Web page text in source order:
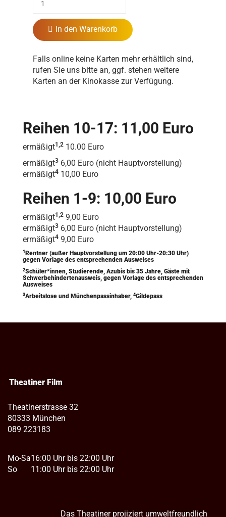
In den Warenkorb
Falls online keine Karten mehr erhältlich sind,
rufen Sie uns bitte an, ggf. stehen weitere
Karten an der Kinokasse zur Verfügung.
Reihen 10-17: 11,00 Euro
ermäßigt1,2 10.00 Euro
ermäßigt3 6,00 Euro (nicht Hauptvorstellung)
ermäßigt4 10,00 Euro
Reihen 1-9: 10,00 Euro
ermäßigt1,2 9,00 Euro
ermäßigt3 6,00 Euro (nicht Hauptvorstellung)
ermäßigt4 9,00 Euro
1 Rentner (außer Hauptvorstellung um 20:00 Uhr-20:30 Uhr)
gegen Vorlage des entsprechenden Ausweises
2Schüler*innen, Studierende, Azubis bis 35 Jahre, Gäste mit
Schwerbehindertenausweis, gegen Vorlage des entsprechenden
Ausweises
3Arbeitslose und Münchenpassinhaber, 4Gildepass
Theatiner Film
Theatinerstrasse 32
80333 München
089 223183
Mo-Sa
So
16:00 Uhr bis 22:00 Uhr
11:00 Uhr bis 22:00 Uhr
Das Theatiner projiziert umweltfreundlich